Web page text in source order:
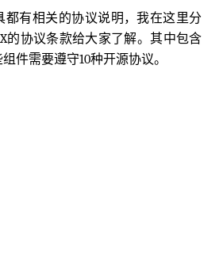
都有相关的协议说明，我在这里分
的协议条款给大家了解。其中包含
件需要遵守10种开源协议。